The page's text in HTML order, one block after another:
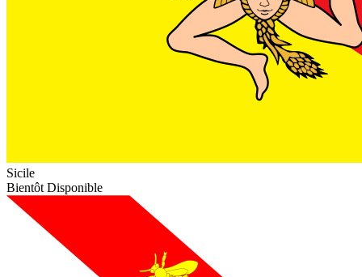
Sicile
Bientôt Disponible